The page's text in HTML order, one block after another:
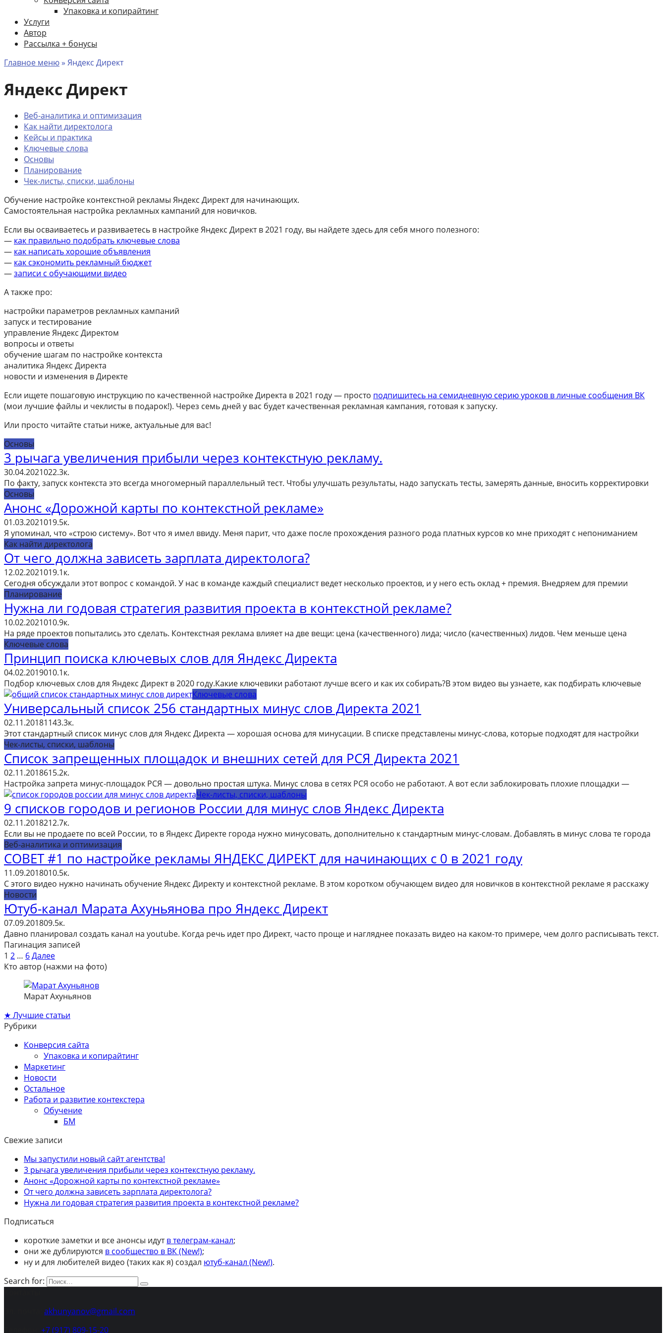
Упаковка и копирайтинг
Услуги
Автор
Рассылка + бонусы
Главное меню » Яндекс Директ
Яндекс Директ
Веб-аналитика и оптимизация
Как найти директолога
Кейсы и практика
Ключевые слова
Основы
Планирование
Чек-листы, списки, шаблоны
Обучение настройке контекстной рекламы Яндекс Директ для начинающих.
Самостоятельная настройка рекламных кампаний для новичков.
Если вы осваиваетесь и развиваетесь в настройке Яндекс Директ в 2021 году, вы найдете здесь для себя много полезного:
— как правильно подобрать ключевые слова
— как написать хорошие объявления
— как сэкономить рекламный бюджет
—записи с обучающими видео
А также про:
настройки параметров рекламных кампаний
запуск и тестирование
управление Яндекс Директом
вопросы и ответы
обучение шагам по настройке контекста
аналитика Яндекс Директа
новости и изменения в Директе
Если ищете пошаговую инструкцию по качественной настройке Директа в 2021 году — просто подпишитесь на семидневную серию уроков в личные сообщения ВК
(мои лучшие файлы и чеклисты в подарок!). Через семь дней у вас будет качественная рекламная кампания, готовая к запуску.
Или просто читайте статьи ниже, актуальные для вас!
Основы
3 рычага увеличения прибыли через контекстную рекламу.
30.04.2021022.3к.
По факту, запуск контекста это всегда многомерный параллельный тест. Чтобы улучшать результаты, надо запускать тесты, замерять данные, вносить корректировки
Основы
Анонс «Дорожной карты по контекстной рекламе»
01.03.2021019.5к.
Я упоминал, что «строю систему». Вот что я имел ввиду. Меня парит, что даже после прохождения разного рода платных курсов ко мне приходят с непониманием
Как найти директолога
От чего должна зависеть зарплата директолога?
12.02.2021019.1к.
Сегодня обсуждали этот вопрос с командой. У нас в команде каждый специалист ведет несколько проектов, и у него есть оклад + премия. Внедряем для премии
Планирование
Нужна ли годовая стратегия развития проекта в контекстной рекламе?
10.02.2021010.9к.
На ряде проектов попытались это сделать. Контекстная реклама влияет на две вещи: цена (качественного) лида; число (качественных) лидов. Чем меньше цена
Ключевые слова
Принцип поиска ключевых слов для Яндекс Директа
04.02.2019010.1к.
Подбор ключевых слов для Яндекс Директ в 2020 году.Какие ключевики работают лучше всего и как их собирать?В этом видео вы узнаете, как подбирать ключевые
Ключевые слова
Универсальный список 256 стандартных минус слов Директа 2021
02.11.20181143.3к.
Этот стандартный список минус слов для Яндекс Директа — хорошая основа для минусации. В списке представлены минус-слова, которые подходят для настройки
Чек-листы, списки, шаблоны
Список запрещенных площадок и внешних сетей для РСЯ Директа 2021
02.11.2018615.2к.
Настройка запрета минус-площадок РСЯ — довольно простая штука. Минус слова в сетях РСЯ особо не работают. А вот если заблокировать плохие площадки —
Чек-листы, списки, шаблоны
9 списков городов и регионов России для минус слов Яндекс Директа
02.11.2018212.7к.
Если вы не продаете по всей России, то в Яндекс Директе города нужно минусовать, дополнительно к стандартным минус-словам. Добавлять в минус слова те города
Веб-аналитика и оптимизация
СОВЕТ #1 по настройке рекламы ЯНДЕКС ДИРЕКТ для начинающих с 0 в 2021 году
11.09.2018010.5к.
С этого видео нужно начинать обучение Яндекс Директу и контекстной рекламе. В этом коротком обучающем видео для новичков в контекстной рекламе я расскажу
Новости
Ютуб-канал Марата Ахуньянова про Яндекс Директ
07.09.201809.5к.
Давно планировал создать канал на youtube. Когда речь идет про Директ, часто проще и нагляднее показать видео на каком-то примере, чем долго расписывать текст.
Пагинация записей
1 2 … 6Далее
Кто автор (нажми на фото)
Марат Ахуньянов
★ Лучшие статьи
Рубрики
Конверсия сайта
Упаковка и копирайтинг
Маркетинг
Новости
Остальное
Работа и развитие контекстера
Обучение
БМ
Свежие записи
Мы запустили новый сайт агентства!
3 рычага увеличения прибыли через контекстную рекламу.
Анонс «Дорожной карты по контекстной рекламе»
От чего должна зависеть зарплата директолога?
Нужна ли годовая стратегия развития проекта в контекстной рекламе?
Подписаться
короткие заметки и все анонсы идутв телеграм-канал;
они же дублируются в сообщество в ВК (New!);
ну и для любителей видео (таких как я) создал ютуб-канал (New!).
Search for:
akhunyanov@gmail.com
+7 (917) 809-15-20